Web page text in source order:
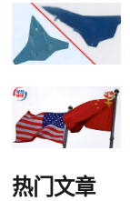
热门文章